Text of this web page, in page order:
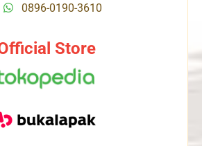
0896-0190-3610
Store